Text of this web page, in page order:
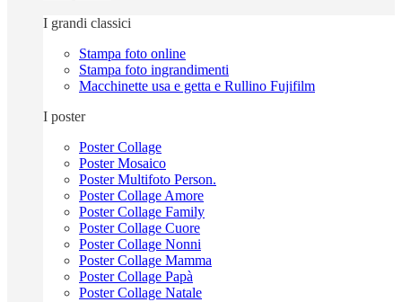
I grandi classici
Stampa foto online
Stampa foto ingrandimenti
Macchinette usa e getta e Rullino Fujifilm
I poster
Poster Collage
Poster Mosaico
Poster Multifoto Person.
Poster Collage Amore
Poster Collage Family
Poster Collage Cuore
Poster Collage Nonni
Poster Collage Mamma
Poster Collage Papà
Poster Collage Natale